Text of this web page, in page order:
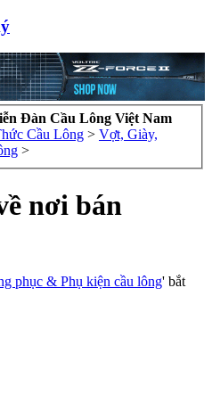
Đàn Cầu Lông Việt Nam
Cầu Lông > Vợt, Giày,
>
nơi bán
phục & Phụ kiện cầu lông' bắt